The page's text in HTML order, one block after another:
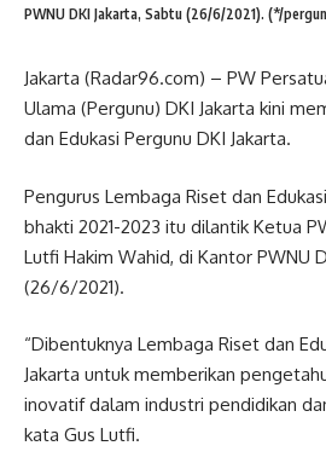
PWNU DKI Jakarta, Sabtu (26/6/2021). (*/
Jakarta (Radar96.com) – PW
Ulama (Pergunu) DKI Jakarta kini
dan Edukasi Pergunu DKI Jakarta.
Pengurus Lembaga Riset dan
bhakti 2021-2023 itu dilantik Ketua
Lutfi Hakim Wahid, di Kantor PWNU
(26/6/2021).
“Dibentuknya Lembaga Riset dan
Jakarta untuk memberikan
inovatif dalam industri pendidikan
kata Gus Lutfi.